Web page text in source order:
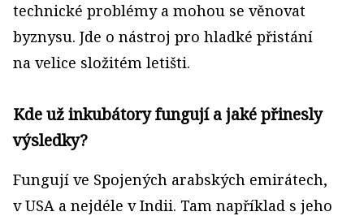
technické problémy a mohou se věnovat
byznysu. Jde o nástroj pro hladké přistání
na velice složitém letišti.
Kde už inkubátory fungují a jaké přinesly
výsledky?
Fungují ve Spojených arabských emirátech,
v USA a nejdéle v Indii. Tam například s jeho